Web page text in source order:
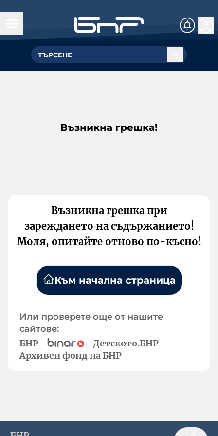
Възникна грешка!
Възникна грешка при
зареждането на съдържанието!
Моля, опитайте отново по-късно!
Към начална страница
Или проверете още от нашите
сайтове:
БНР
Детското.БНР
Архивен фонд на БНР